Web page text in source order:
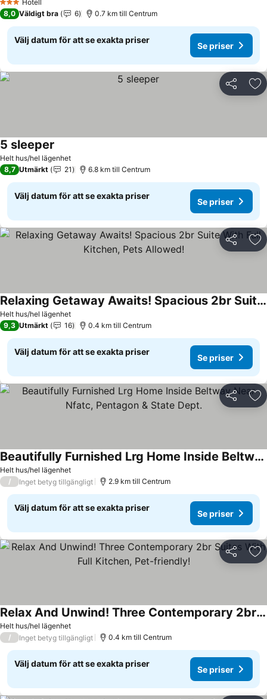
3 StjärnorHotell
8,0 Väldigt bra 6 0.7 km till Centrum
Välj datum för att se exakta priser
Se priser
Dela
Helt hus/hel lägenhet
5 sleeper
8,7 Utmärkt 21 6.8 km till Centrum
Välj datum för att se exakta priser
Se priser
Dela
Helt hus/hel lägenhet
Relaxing Getaway Awaits! Spacious 2br Suite With Full Kitchen, Pets Allowed!
Se priser
9,3 Utmärkt 16 0.4 km till Centrum
Välj datum för att se exakta priser
Se priser
Dela
Helt hus/hel lägenhet
Beautifully Furnished Lrg Home Inside Beltway Near Nfatc, Pentagon & State Dept.
Se priser
/ Inget betyg tillgängligt 2.9 km till Centrum
Välj datum för att se exakta priser
Se priser
Dela
Helt hus/hel lägenhet
Relax And Unwind! Three Contemporary 2br Suites With Full Kitchen, Pet-friendly!
Se priser
/ Inget betyg tillgängligt 0.4 km till Centrum
Välj datum för att se exakta priser
Se priser